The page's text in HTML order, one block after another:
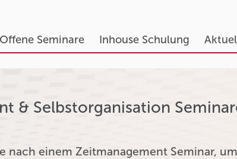
Offene Seminare Inhouse Schulung
& Selbstorganisation
nach einem Zeitmanagement Seminar,